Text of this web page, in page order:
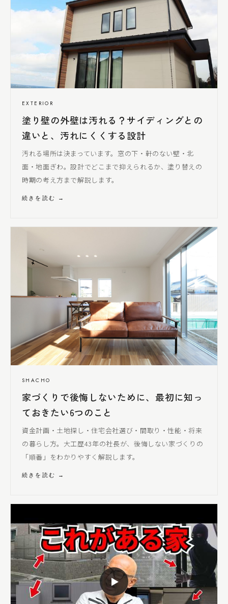
EXTERIOR
塗り壁の外壁は汚れる？サイディングとの
違いと、汚れにくく する設計
汚れる場所は決まっています。窓の下・軒のない壁・北
面・地面ぎわ。設計でどこまで抑えられるか、塗り替えの
時期の考え方まで解説します。
続きを読む →
SHACHO
家づくりで後悔しないために、最初に知っ
ておきたい6つのこと
資金計画・土地探し・住宅会社選び・間取り・性能・将来
の暮らし方。大工歴43年の社長が、後悔しない家づくりの
「順番」をわかりやすく解説します。
続きを読む →
▶